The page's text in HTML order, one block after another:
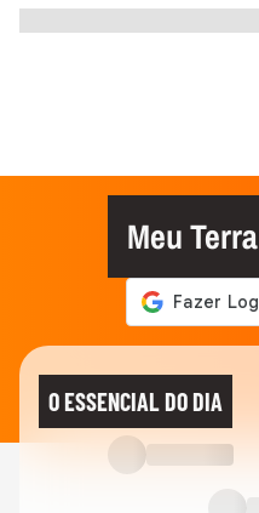
Meu Terra
O ESSENCIAL DO DIA